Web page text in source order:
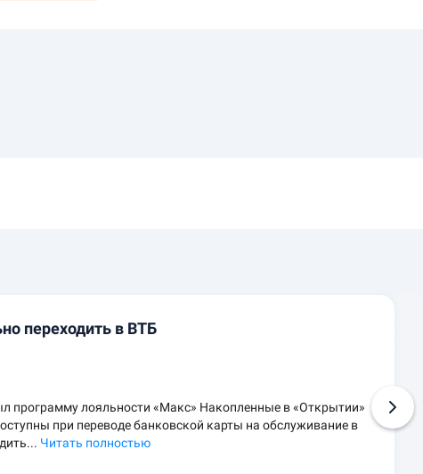
переходить в ВТБ
программу лояльности «Макс» Накопленные в «Открытии»
при переводе банковской карты на обслуживание в
Читать полностью